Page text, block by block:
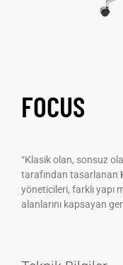
FOCUS
“Klasik olan, sonsuz
tarafından tasarlanan
yöneticileri, farklı yapı
alanlarını kapsayan